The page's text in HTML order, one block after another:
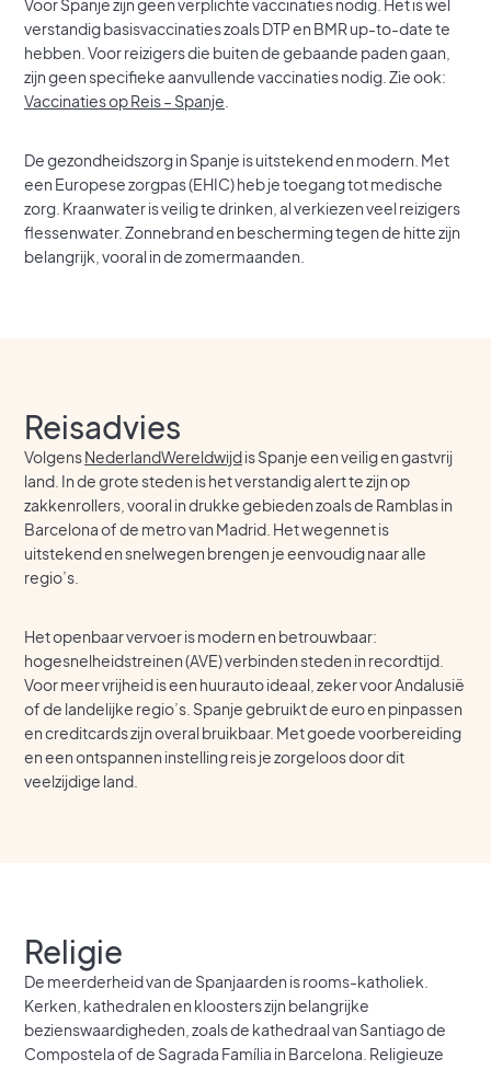
Voor Spanje zijn geen verplichte vaccinaties nodig. Het is wel
verstandig basisvaccinaties zoals DTP en BMR up-to-date te
hebben. Voor reizigers die buiten de gebaande paden gaan,
zijn geen specifieke aanvullende vaccinaties nodig. Zie ook:
Vaccinaties op Reis – Spanje
De gezondheidszorg in Spanje is uitstekend en modern. Met
een Europese zorgpas (EHIC) heb je toegang tot medische
zorg. Kraanwater is veilig te drinken, al verkiezen veel reizigers
flessenwater. Zonnebrand en bescherming tegen de hitte zijn
belangrijk, vooral in de zomermaanden.
Reisadvies
VolgensNederlandWereldwijdis Spanje een veilig en gastvrij
land. In de grote steden is het verstandig alert te zijn op
zakkenrollers, vooral in drukke gebieden zoals de Ramblas in
Barcelona of de metro van Madrid. Het wegennet is
uitstekend en snelwegen brengen je eenvoudig naar alle
regio’s.
Het openbaar vervoer is modern en betrouwbaar:
hogesnelheidstreinen (AVE) verbinden steden in recordtijd.
Voor meer vrijheid is een huurauto ideaal, zeker voor Andalusië
of de landelijke regio’s. Spanje gebruikt de euro en pinpassen
en creditcards zijn overal bruikbaar. Met goede voorbereiding
en een ontspannen instelling reis je zorgeloos door dit
veelzijdige land.
Religie
De meerderheid van de Spanjaarden is rooms-katholiek.
Kerken, kathedralen en kloosters zijn belangrijke
bezienswaardigheden, zoals de kathedraal van Santiago de
Compostela of de Sagrada Família in Barcelona. Religieuze